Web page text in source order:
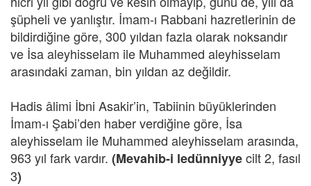
şüpheli ve yanlıştır. İmam-ı Rabbani hazretlerinin de
bildirdiğine göre, 300 yıldan fazla olarak noksandır
ve İsa aleyhisselam ile Muhammed aleyhisselam
arasındaki zaman, bin yıldan az değildir.
Hadis âlimi İbni Asakir’in, Tabiinin büyüklerinden
İmam-ı Şabi’den haber verdiğine göre, İsa
aleyhisselam ile Muhammed aleyhisselam arasında,
963 yıl fark vardır. (Mevahib-i ledünniyyecilt 2, fasıl
3)